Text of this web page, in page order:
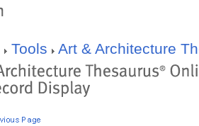
Tools Art & Architecture